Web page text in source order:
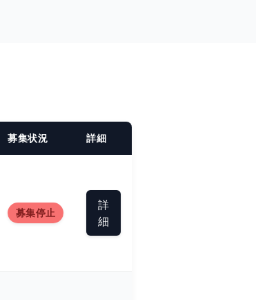
募集状況 詳細
募集停止
詳
細